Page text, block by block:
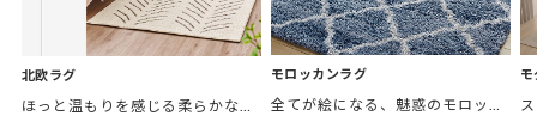
北欧ラグ モロッカンラグ
全てが絵になる、魅惑のモロッカンスタイル。トレンド感あふれるおしゃれな空間づくりに。